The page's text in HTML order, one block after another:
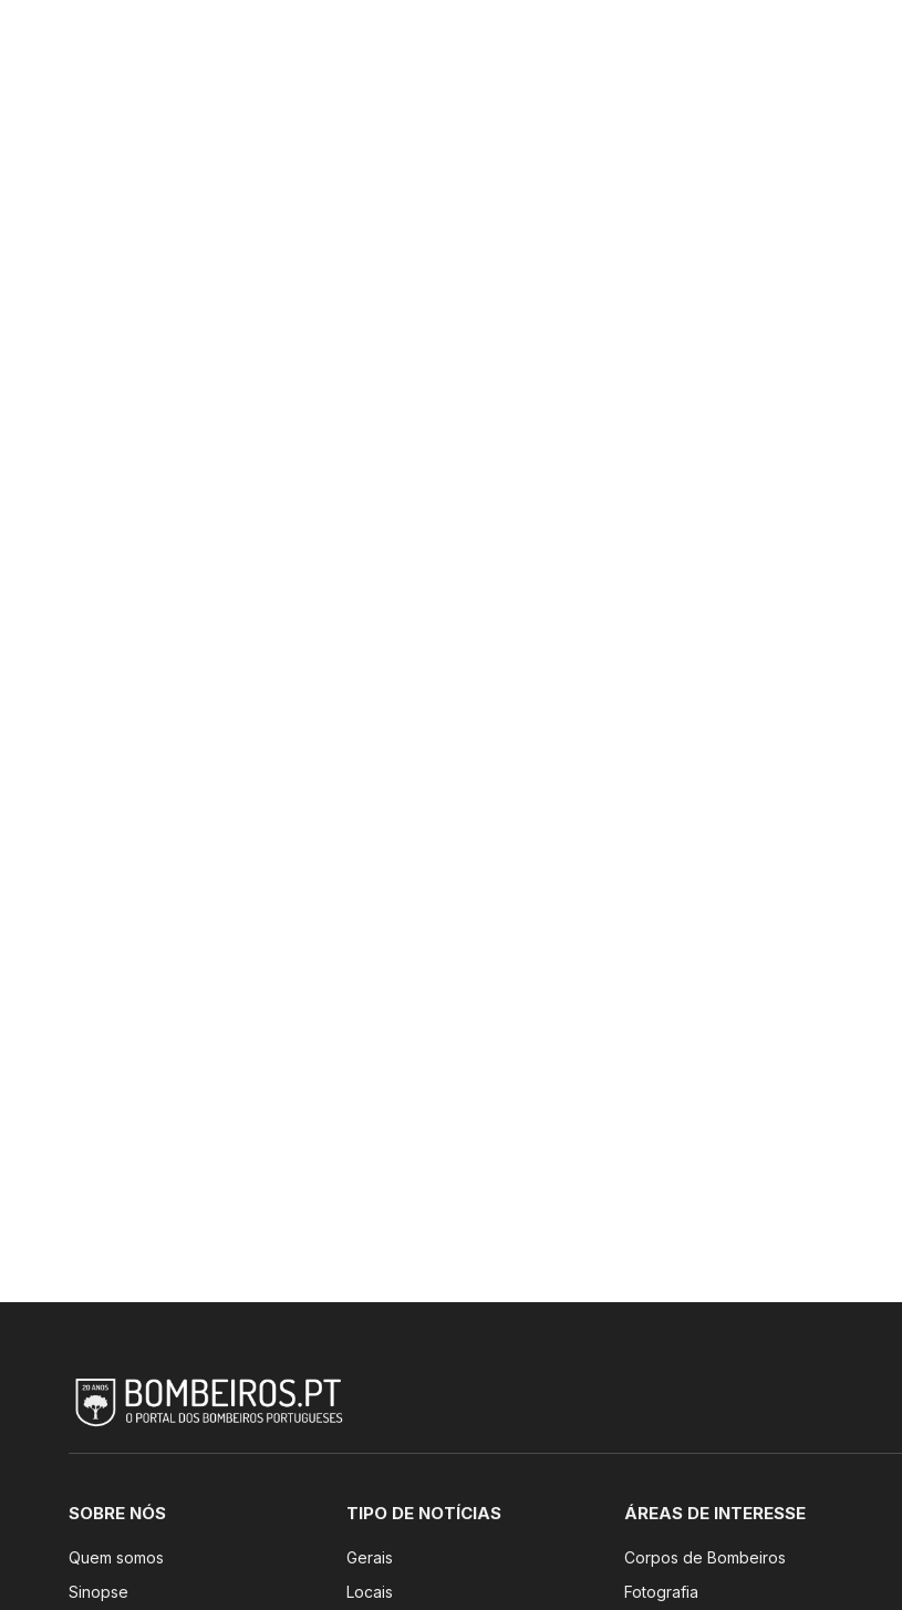
SOBRE NÓS
Quem somos
Sinopse
TIPO DE NOTÍCIAS
Gerais
Locais
ÁREAS DE INTERESSE
Corpos de Bombeiros
Fotografia